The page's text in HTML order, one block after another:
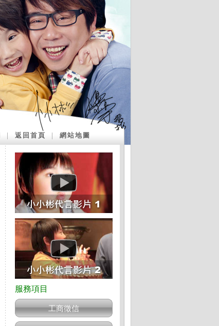
返回首頁 網站地圖
工商徵信